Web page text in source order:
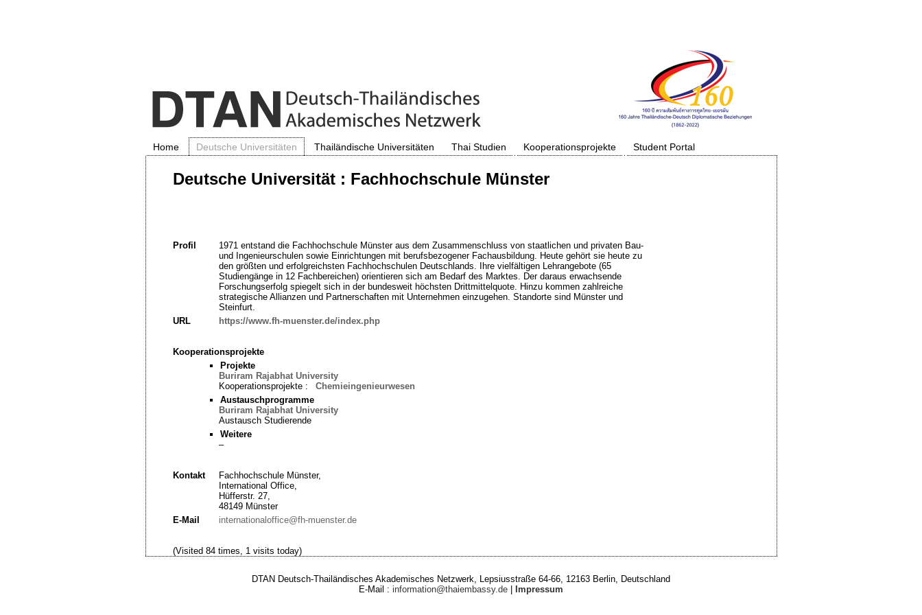
Home Deutsche Universitäten Thailändische Universitäten Thai Studien Kooperationsprojekte Student Portal
Deutsche Universität : Fachhochschule Münster
Profil
1971 entstand die Fachhochschule Münster aus dem Zusammenschluss von staatlichen und privaten Bau-
und Ingenieurschulen sowie Einrichtungen mit berufsbezogener Fachausbildung. Heute gehört sie heute zu
den größten und erfolgreichsten Fachhochschulen Deutschlands. Ihre vielfältigen Lehrangebote (65
Studiengänge in 12 Fachbereichen) orientieren sich am Bedarf des Marktes. Der daraus erwachsende
Forschungserfolg spiegelt sich in der bundesweit höchsten Drittmittelquote. Hinzu kommen zahlreiche
strategische Allianzen und Partnerschaften mit Unternehmen einzugehen. Standorte sind Münster und
Steinfurt.
URL
https://www.fh-muenster.de/index.php
Kooperationsprojekte
Projekte
Buriram Rajabhat University
Kooperationsprojekte :
Chemieingenieurwesen
Austauschprogramme
Buriram Rajabhat University
Austausch Studierende
Weitere
–
Kontakt
Fachhochschule Münster,
International Office,
Hüfferstr. 27,
48149 Münster
E-Mail
internationaloffice@fh-muenster.de
(Visited 84 times, 1 visits today)
DTAN Deutsch-Thailändisches Akademisches Netzwerk, Lepsiusstraße 64-66, 12163 Berlin, Deutschland
E-Mail : information@thaiembassy.de Impressum